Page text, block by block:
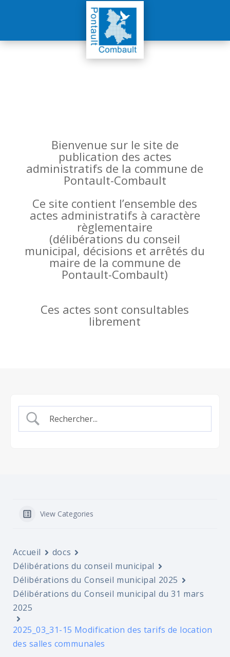
Bienvenue sur le site de
publication des actes
administratifs de la commune de
Pontault-Combault
Ce site contient l’ensemble des
actes administratifs à caractère
règlementaire
(délibérations du conseil
municipal, décisions et arrêtés du
maire de la commune de
Pontault-Combault)
Ces actes sont consultables
librement
View Categories
Accueil
docs
Délibérations du conseil municipal
Délibérations du Conseil municipal 2025
Délibérations du Conseil municipal du 31 mars
2025
2025_03_31-15 Modification des tarifs de location
des salles communales